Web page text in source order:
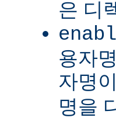
은 디
용자
자명이
명을